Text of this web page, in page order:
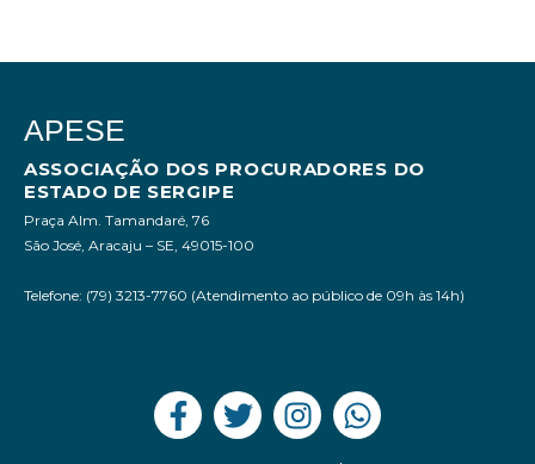
APESE
ASSOCIAÇÃO DOS PROCURADORES DO
ESTADO DE SERGIPE
Praça Alm. Tamandaré, 76
São José, Aracaju – SE, 49015-100
Telefone: (79) 3213-7760 (Atendimento ao público de 09h às 14h)